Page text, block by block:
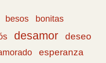
besos
bonitas
desamor deseo
esperanza